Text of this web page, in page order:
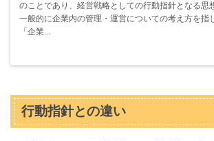
のことであり、経営戦略としての行動指針となる思
一般的に企業内の管理・運営についての考え方を指
「企業...
行動指針との違い